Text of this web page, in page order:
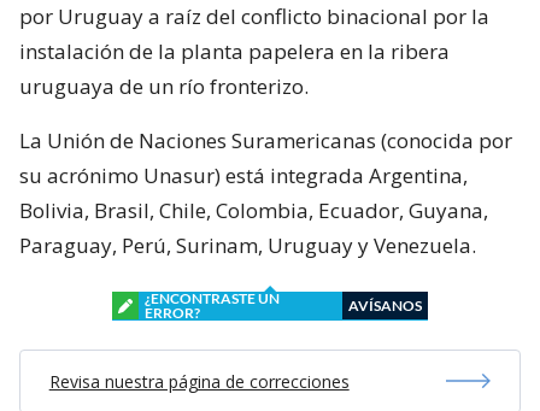
por Uruguay a raíz del conflicto binacional por la
instalación de la planta papelera en la ribera
uruguaya de un río fronterizo.
La Unión de Naciones Suramericanas (conocida por
su acrónimo Unasur) está integrada Argentina,
Bolivia, Brasil, Chile, Colombia, Ecuador, Guyana,
Paraguay, Perú, Surinam, Uruguay y Venezuela.
¿ENCONTRASTE UN
ERROR?
AVÍSANOS
Revisa nuestra página de correcciones